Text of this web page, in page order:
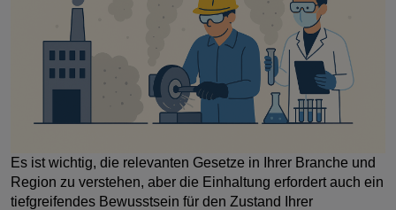
Es ist wichtig, die relevanten Gesetze in Ihrer Branche und
Region zu verstehen, aber die Einhaltung erfordert auch ein
tiefgreifendes Bewusstsein für den Zustand Ihrer